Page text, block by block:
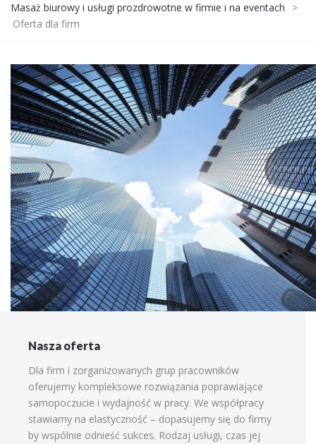
Masaż biurowy i usługi prozdrowotne w firmie i na eventach
>
Oferta dla firm
Nasza oferta
Dla firm i zorganizowanych grup pracowników
oferujemy kompleksowe rozwiązania poprawiające
samopoczucie i wydajność w pracy. We współpracy
stawiamy na elastyczność – dopasujemy się do firmy
by wspólnie odnieść sukces. Rodzaj usługi, czas jej